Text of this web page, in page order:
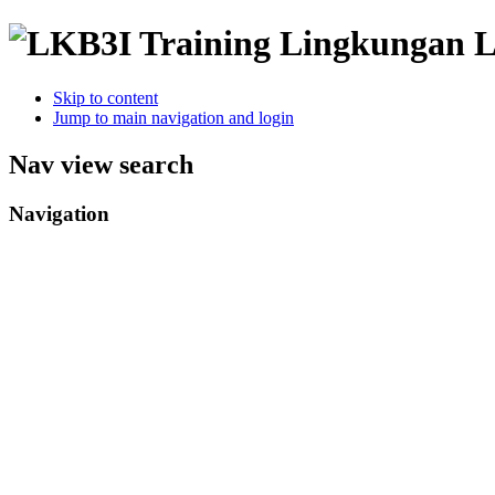
Training Lingkungan
Skip to content
Jump to main navigation and login
Nav view search
Navigation